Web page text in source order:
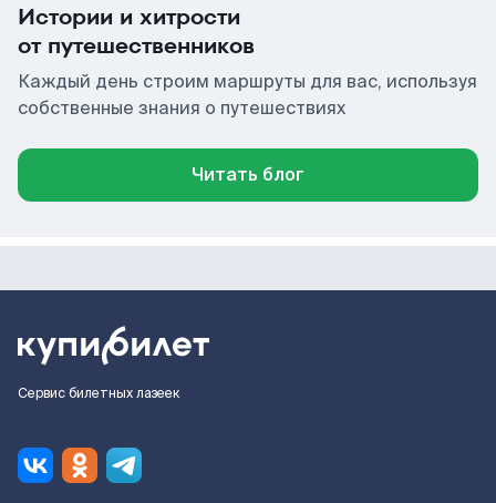
Истории и хитрости
от путешественников
Каждый день строим маршруты для вас, используя
собственные знания о путешествиях
Читать блог
Сервис билетных лазеек